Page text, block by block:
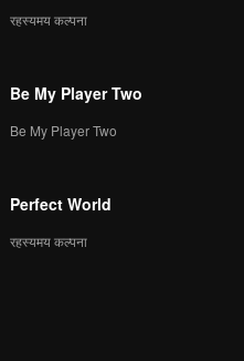
रहस्यमय कल्पना
Be My Player Two
Be My Player Two
Perfect World
रहस्यमय कल्पना